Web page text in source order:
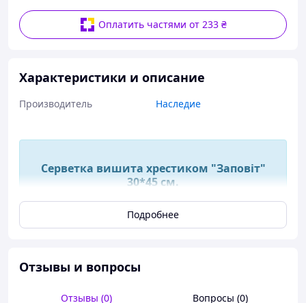
Оплатить частями от 233 ₴
Характеристики и описание
Производитель Наследие
Серветка вишита хрестиком "Заповіт"
30*45 см.
Серветка вишита хрестиком "Заповіт"
Подробнее
Отзывы и вопросы
Отзывы (0) Вопросы (0)